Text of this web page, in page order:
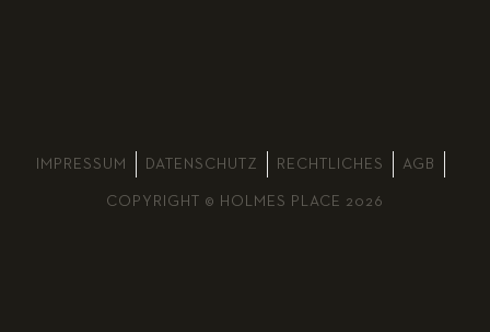
IMPRESSUM DATENSCHUTZ RECHTLICHES AGB
COPYRIGHT © HOLMES PLACE 2026